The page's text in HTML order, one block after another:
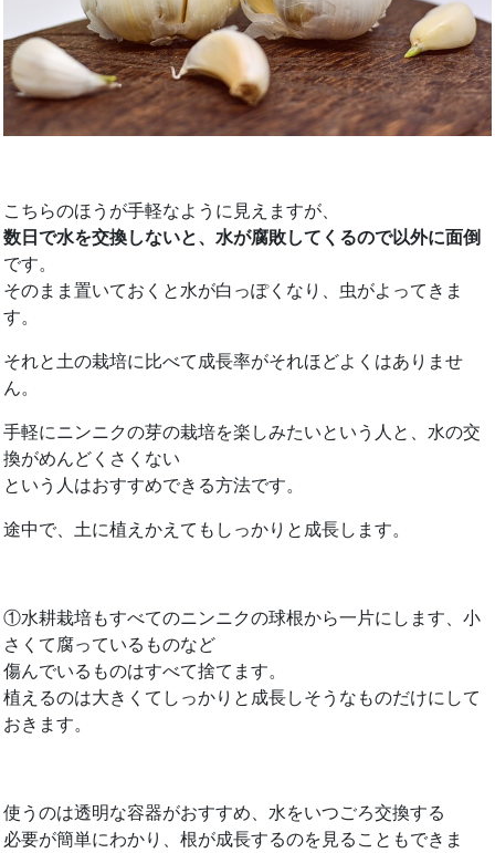
こちらのほうが手軽なように見えますが、
数日で水を交換しないと、水が腐敗してくるので以外に面倒
です。
そのまま置いておくと水が白っぽくなり、虫がよってきま
す。
それと土の栽培に比べて成長率がそれほどよくはありませ
ん。
手軽にニンニクの芽の栽培を楽しみたいという人と、水の交
換がめんどくさくない
という人はおすすめできる方法です。
途中で、土に植えかえてもしっかりと成長します。
①水耕栽培もすべてのニンニクの球根から一片にします、小
さくて腐っているものなど
傷んでいるものはすべて捨てます。
植えるのは大きくてしっかりと成長しそうなものだけにして
おきます。
使うのは透明な容器がおすすめ、水をいつごろ交換する
必要が簡単にわかり、根が成長するのを見ることもできま